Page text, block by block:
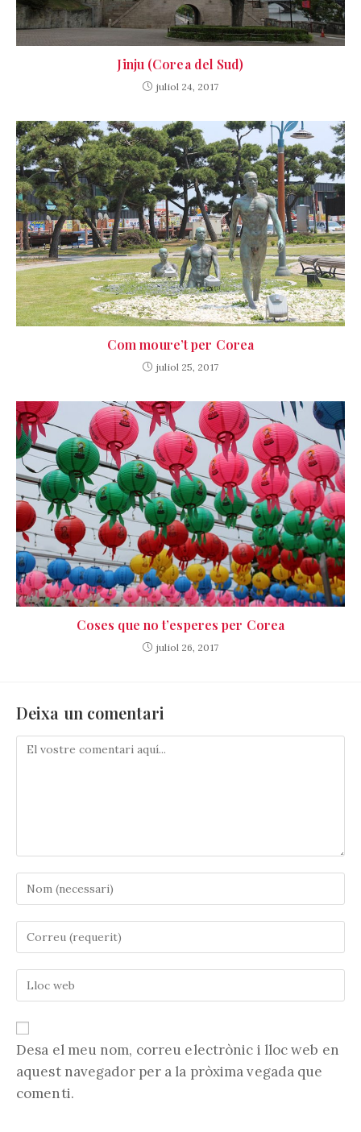
Jinju (Corea del Sud)
juliol 24, 2017
Com moure’t per Corea
juliol 25, 2017
Coses que no t’esperes per Corea
juliol 26, 2017
Deixa un comentari
Comenta
nom
o
nom
d'usuari
per
comentar
adreça
electrònica
comentar
la
vostra
web
(opcional)
Desa el meu nom, correu electrònic i lloc web en
aquest navegador per a la pròxima vegada que
comenti.